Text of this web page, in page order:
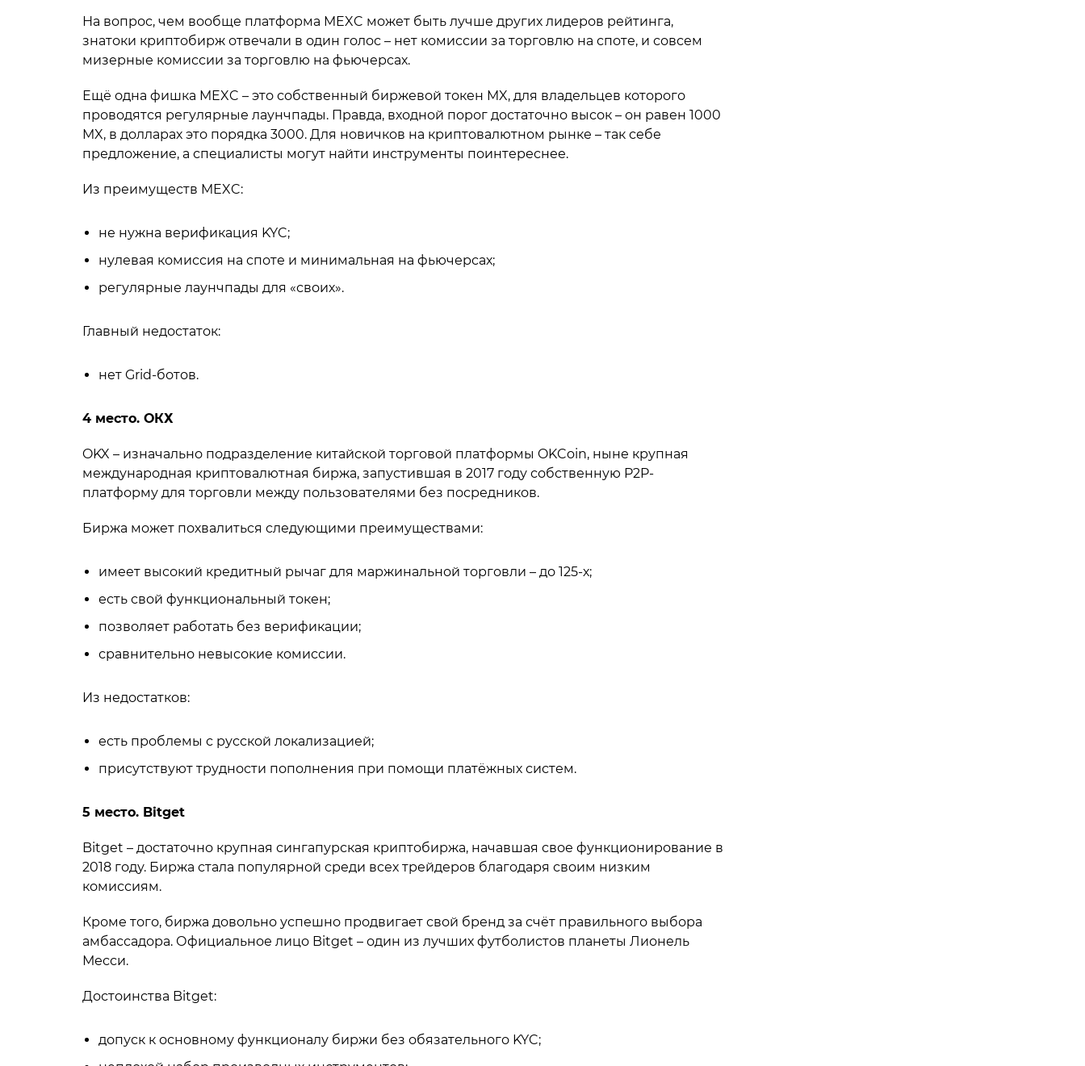
На вопрос, чем вообще платформа MEXC может быть лучше других лидеров рейтинга,
знатоки криптобирж отвечали в один голос – нет комиссии за торговлю на споте, и совсем
мизерные комиссии за торговлю на фьючерсах.
Ещё одна фишка MEXC – это собственный биржевой токен MX, для владельцев которого
проводятся регулярные лаунчпады. Правда, входной порог достаточно высок – он равен 1000
MX, в долларах это порядка 3000. Для новичков на криптовалютном рынке – так себе
предложение, а специалисты могут найти инструменты поинтереснее.
Из преимуществ MEXC:
не нужна верификация KYC;
нулевая комиссия на споте и минимальная на фьючерсах;
регулярные лаунчпады для «своих».
Главный недостаток:
нет Grid-ботов.
4 место. ОКХ
OKX – изначально подразделение китайской торговой платформы OKCoin, ныне крупная
международная криптовалютная биржа, запустившая в 2017 году собственную P2P-
платформу для торговли между пользователями без посредников.
Биржа может похвалиться следующими преимуществами:
имеет высокий кредитный рычаг для маржинальной торговли – до 125-х;
есть свой функциональный токен;
позволяет работать без верификации;
сравнительно невысокие комиссии.
Из недостатков:
есть проблемы с русской локализацией;
присутствуют трудности пополнения при помощи платёжных систем.
5 место. Bitget
Bitget – достаточно крупная сингапурская криптобиржа, начавшая свое функционирование в
2018 году. Биржа стала популярной среди всех трейдеров благодаря своим низким
комиссиям.
Кроме того, биржа довольно успешно продвигает свой бренд за счёт правильного выбора
амбассадора. Официальное лицо Bitget – один из лучших футболистов планеты Лионель
Месси.
Достоинства Bitget:
допуск к основному функционалу биржи без обязательного KYC;